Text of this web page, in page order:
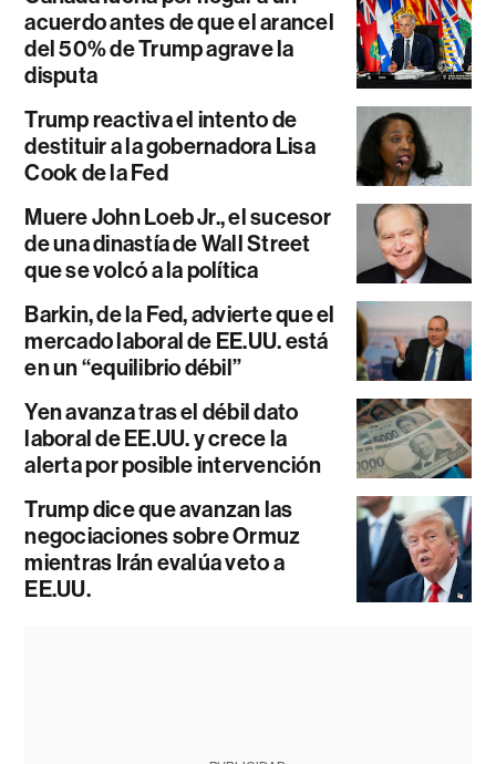
acuerdo antes de que el arancel
del 50% de Trump agrave la
disputa
Trump reactiva el intento de
destituir a la gobernadora Lisa
Cook de la Fed
Muere John Loeb Jr., el sucesor
de una dinastía de Wall Street
que se volcó a la política
Barkin, de la Fed, advierte que el
mercado laboral de EE.UU. está
en un “equilibrio débil”
Yen avanza tras el débil dato
laboral de EE.UU. y crece la
alerta por posible intervención
Trump dice que avanzan las
negociaciones sobre Ormuz
mientras Irán evalúa veto a
EE.UU.